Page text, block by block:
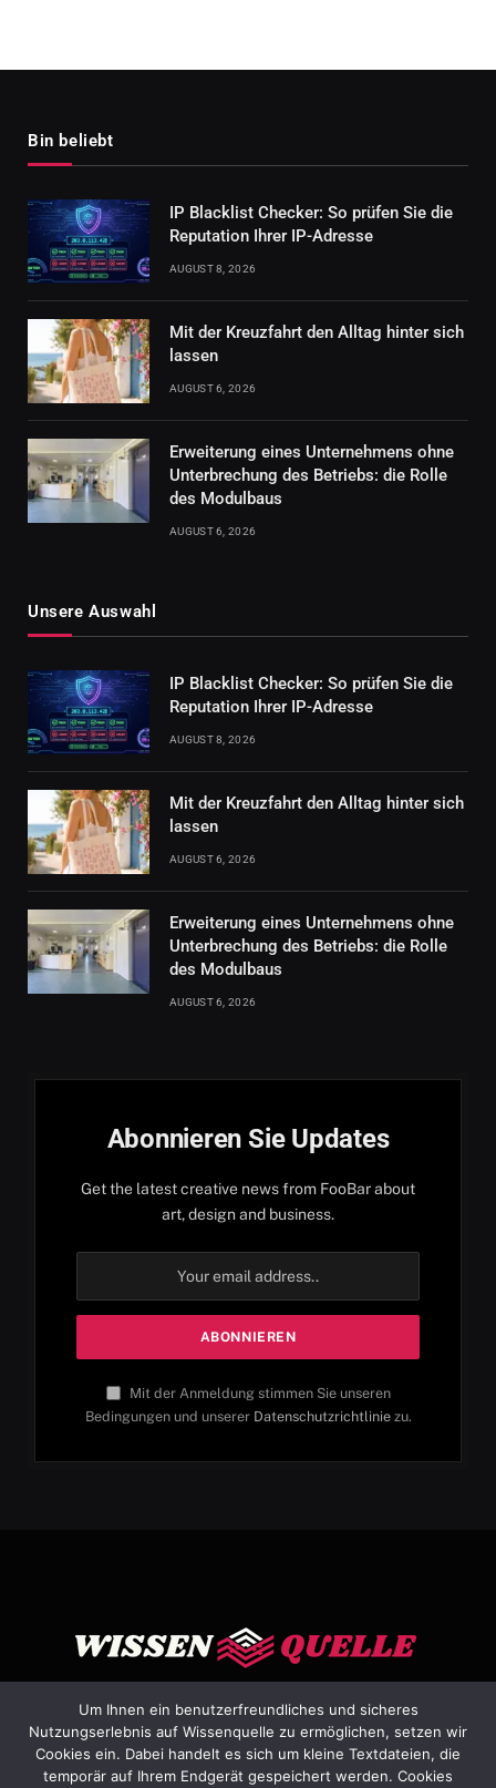
Bin beliebt
IP Blacklist Checker: So prüfen Sie die
Reputation Ihrer IP-Adresse
AUGUST 8, 2026
Mit der Kreuzfahrt den Alltag hinter sich
lassen
AUGUST 6, 2026
Erweiterung eines Unternehmens ohne
Unterbrechung des Betriebs: die Rolle
des Modulbaus
AUGUST 6, 2026
Unsere Auswahl
IP Blacklist Checker: So prüfen Sie die
Reputation Ihrer IP-Adresse
AUGUST 8, 2026
Mit der Kreuzfahrt den Alltag hinter sich
lassen
AUGUST 6, 2026
Erweiterung eines Unternehmens ohne
Unterbrechung des Betriebs: die Rolle
des Modulbaus
AUGUST 6, 2026
Abonnieren Sie Updates
Get the latest creative news from FooBar about
art, design and business.
Mit der Anmeldung stimmen Sie unseren
Bedingungen und unserer Datenschutzrichtliniezu.
FacebookX
InstagramPinterestYouTube Dribbble
Um Ihnen ein benutzerfreundliches und sicheres
Nutzungserlebnis auf Wissenquelle zu ermöglichen, setzen wir
Cookies ein. Dabei handelt es sich um kleine Textdateien, die
temporär auf Ihrem Endgerät gespeichert werden. Cookies